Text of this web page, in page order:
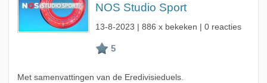
NOS Studio Sport
13-8-2023 | 886 x bekeken | 0 reacties
Met samenvattingen van de Eredivisieduels.